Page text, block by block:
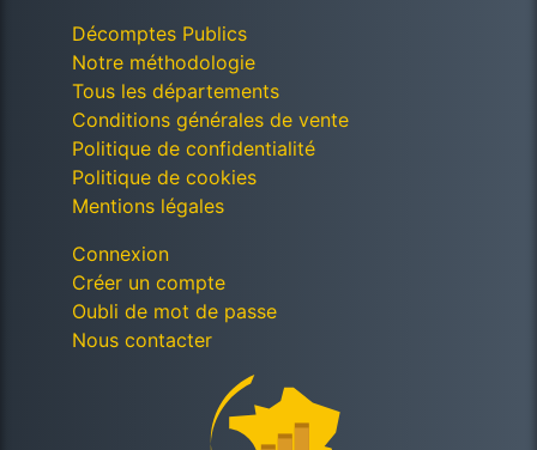
Décomptes Publics
Notre méthodologie
Tous les départements
Conditions générales de vente
Politique de confidentialité
Politique de cookies
Mentions légales
Connexion
Créer un compte
Oubli de mot de passe
Nous contacter